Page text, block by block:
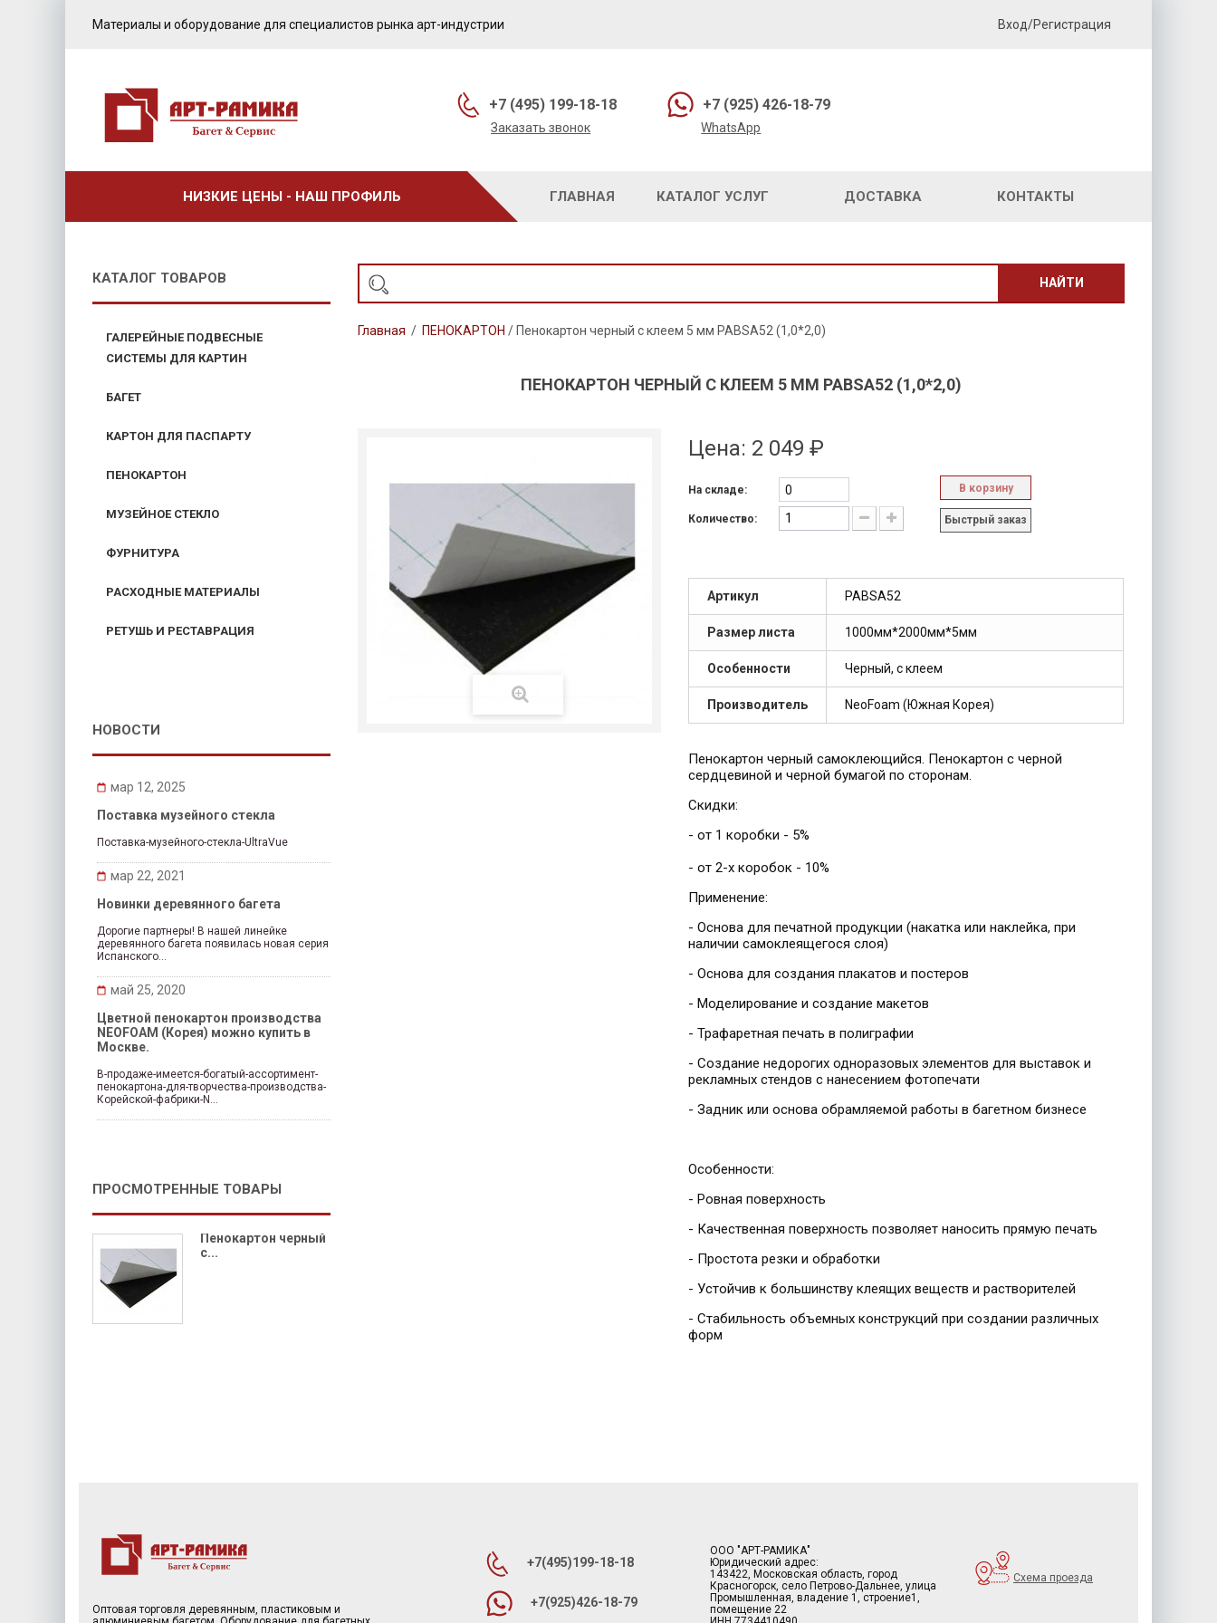
Материалы и оборудование для специалистов рынка арт-индустрии Вход/Регистрация
+7 (495) 199-18-18
Заказать звонок
+7 (925) 426-18-79
WhatsApp
НИЗКИЕ ЦЕНЫ - НАШ ПРОФИЛЬ ГЛАВНАЯ КАТАЛОГ УСЛУГ ДОСТАВКА КОНТАКТЫ
КАТАЛОГ ТОВАРОВ
ГАЛЕРЕЙНЫЕ ПОДВЕСНЫЕ
СИСТЕМЫ ДЛЯ КАРТИН
БАГЕТ
КАРТОН ДЛЯ ПАСПАРТУ
ПЕНОКАРТОН
МУЗЕЙНОЕ СТЕКЛО
ФУРНИТУРА
РАСХОДНЫЕ МАТЕРИАЛЫ
РЕТУШЬ И РЕСТАВРАЦИЯ
НОВОСТИ
мар 12, 2025
Поставка музейного стекла
Поставка-музейного-стекла-UltraVue
мар 22, 2021
Новинки деревянного багета
Дорогие партнеры! В нашей линейке
деревянного багета появилась новая серия
Испанского...
май 25, 2020
Цветной пенокартон производства
NEOFOAM (Корея) можно купить в
Москве.
В-продаже-имеется-богатый-ассортимент-
пенокартона-для-творчества-производства-
Корейской-фабрики-N...
ПРОСМОТРЕННЫЕ ТОВАРЫ
Пенокартон черный
с...
НАЙТИ
Главная / ПЕНОКАРТОН / Пенокартон черный с клеем 5 мм PABSA52 (1,0*2,0)
ПЕНОКАРТОН ЧЕРНЫЙ С КЛЕЕМ 5 ММ PABSA52 (1,0*2,0)
Цена: 2 049 ₽
На складе: 0
Количество:
В корзину
Быстрый заказ
Артикул PABSA52
Размер листа 1000мм*2000мм*5мм
Особенности Черный, с клеем
Производитель NeoFoam (Южная Корея)
Пенокартон черный самоклеющийся. Пенокартон с черной
сердцевиной и черной бумагой по сторонам.
Скидки:
- от 1 коробки - 5%
- от 2-х коробок - 10%
Применение:
- Основа для печатной продукции (накатка или наклейка, при
наличии самоклеящегося слоя)
- Основа для создания плакатов и постеров
- Моделирование и создание макетов
- Трафаретная печать в полиграфии
- Создание недорогих одноразовых элементов для выставок и
рекламных стендов с нанесением фотопечати
- Задник или основа обрамляемой работы в багетном бизнесе
Особенности:
- Ровная поверхность
- Качественная поверхность позволяет наносить прямую печать
- Простота резки и обработки
- Устойчив к большинству клеящих веществ и растворителей
- Стабильность объемных конструкций при создании различных
форм
Оптовая торговля деревянным, пластиковым и
+7(495)199-18-18
+7(925)426-18-79
ООО "АРТ-РАМИКА"
Юридический адрес:
143422, Московская область, город
Красногорск, село Петрово-Дальнее, улица
Промышленная, владение 1, строение1,
помещение 22
Схема проезда